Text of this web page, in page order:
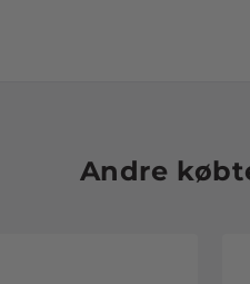
Andre